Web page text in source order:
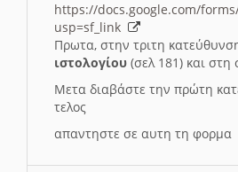
https://docs.google.com/forms/
usp=sf_link
Πρωτα, στην τριτη
ιστολογίου (σελ 181) και στη
Μετα διαβάστε την πρώτη
τελος
απαντηστε σε αυτη τη φορμα